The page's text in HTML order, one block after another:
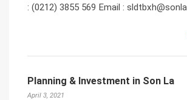
: (0212) 3855 569 Email : sldtbxh@sonla.
Planning & Investment in Son La
April 3, 2021